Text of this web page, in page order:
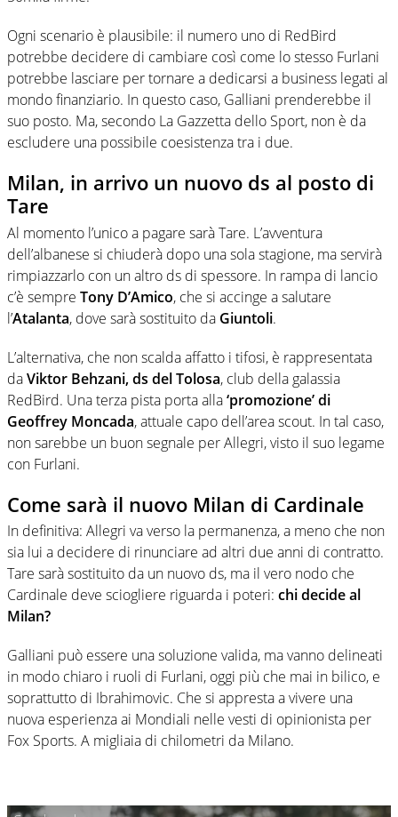
Ogni scenario è plausibile: il numero uno di RedBird
potrebbe decidere di cambiare così come lo stesso Furlani
potrebbe lasciare per tornare a dedicarsi a business legati al
mondo finanziario. In questo caso, Galliani prenderebbe il
suo posto. Ma, secondo La Gazzetta dello Sport, non è da
escludere una possibile coesistenza tra i due.
Milan, in arrivo un nuovo ds al posto di
Tare
Al momento l’unico a pagare sarà Tare. L’avventura
dell’albanese si chiuderà dopo una sola stagione, ma servirà
rimpiazzarlo con un altro ds di spessore. In rampa di lancio
c’è sempre Tony D’Amico, che si accinge a salutare
l’Atalanta, dove sarà sostituito da Giuntoli.
L’alternativa, che non scalda affatto i tifosi, è rappresentata
daViktor Behzani, ds del Tolosa, club della galassia
RedBird. Una terza pista porta alla‘promozione’ di
Geoffrey Moncada, attuale capo dell’area scout. In tal caso,
non sarebbe un buon segnale per Allegri, visto il suo legame
con Furlani.
Come sarà il nuovo Milan di Cardinale
In definitiva: Allegri va verso la permanenza, a meno che non
sia lui a decidere di rinunciare ad altri due anni di contratto.
Tare sarà sostituito da un nuovo ds, ma il vero nodo che
Cardinale deve sciogliere riguarda i poteri: chi decide al
Milan?
Galliani può essere una soluzione valida, ma vanno delineati
in modo chiaro i ruoli di Furlani, oggi più che mai in bilico, e
soprattutto di Ibrahimovic. Che si appresta a vivere una
nuova esperienza ai Mondiali nelle vesti di opinionista per
Fox Sports. A migliaia di chilometri da Milano.